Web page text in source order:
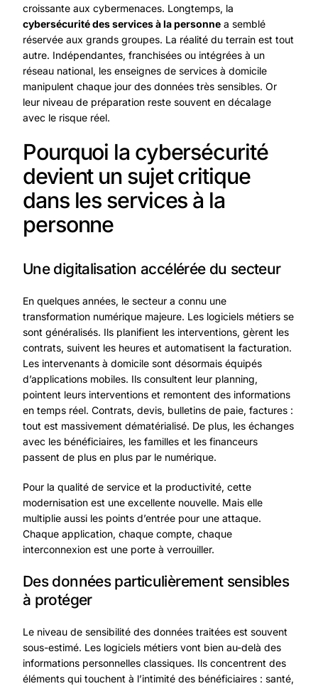
croissante aux cybermenaces. Longtemps, la
cybersécurité des services à la personnea semblé
réservée aux grands groupes. La réalité du terrain est tout
autre. Indépendantes, franchisées ou intégrées à un
réseau national, les enseignes de services à domicile
manipulent chaque jour des données très sensibles. Or
leur niveau de préparation reste souvent en décalage
avec le risque réel.
Pourquoi la cybersécurité
devient un sujet critique
dans les services à la
personne
Une digitalisation accélérée du secteur
En quelques années, le secteur a connu une
transformation numérique majeure. Les logiciels métiers se
sont généralisés. Ils planifient les interventions, gèrent les
contrats, suivent les heures et automatisent la facturation.
Les intervenants à domicile sont désormais équipés
d’applications mobiles. Ils consultent leur planning,
pointent leurs interventions et remontent des informations
en temps réel. Contrats, devis, bulletins de paie, factures :
tout est massivement dématérialisé. De plus, les échanges
avec les bénéficiaires, les familles et les financeurs
passent de plus en plus par le numérique.
Pour la qualité de service et la productivité, cette
modernisation est une excellente nouvelle. Mais elle
multiplie aussi les points d’entrée pour une attaque.
Chaque application, chaque compte, chaque
interconnexion est une porte à verrouiller.
Des données particulièrement sensibles
à protéger
Le niveau de sensibilité des données traitées est souvent
sous-estimé. Les logiciels métiers vont bien au-delà des
informations personnelles classiques. Ils concentrent des
éléments qui touchent à l’intimité des bénéficiaires : santé,